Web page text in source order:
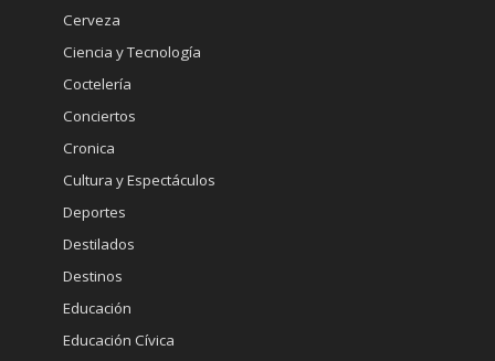
Cerveza
Ciencia y Tecnología
Coctelería
Conciertos
Cronica
Cultura y Espectáculos
Deportes
Destilados
Destinos
Educación
Educación Cívica